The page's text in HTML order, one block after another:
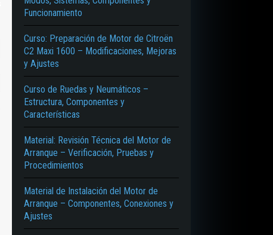
Funcionamiento
Curso: Preparación de Motor de Citroën
C2 Maxi 1600 – Modificaciones, Mejoras
y Ajustes
Curso de Ruedas y Neumáticos –
Estructura, Componentes y
Características
Material: Revisión Técnica del Motor de
Arranque – Verificación, Pruebas y
Procedimientos
Material de Instalación del Motor de
Arranque – Componentes, Conexiones y
Ajustes